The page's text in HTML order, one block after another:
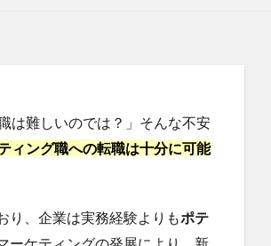
は難しいのでは？」そんな不安
ィング職への転職は十分に可能
り、企業は実務経験よりもポテ
ーケティングの発展により、新